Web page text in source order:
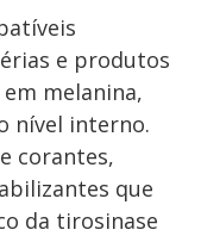
e produtos
melanina,
nível interno.
corantes,
que
da tirosinase